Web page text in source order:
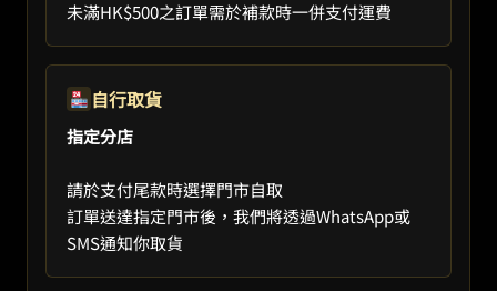
未滿HK$500之訂單需於補款時一併支付運費
自行取貨
指定分店
請於支付尾款時選擇門市自取
訂單送達指定門市後，我們將透過WhatsApp或
SMS通知你取貨